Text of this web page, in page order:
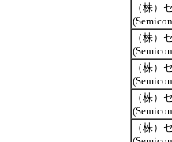
（株）
（株）
（株）
（株）
（株）